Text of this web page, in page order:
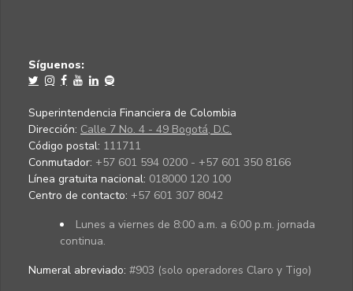
Síguenos:
Superintendencia Financiera de Colombia
Dirección: Calle 7 No. 4 - 49 Bogotá, D.C.
Código postal: 111711
Conmutador: +57 601 594 0200 - +57 601 350 8166
Línea gratuita nacional: 018000 120 100
Centro de contacto: +57 601 307 8042
Lunes a viernes de 8:00 a.m. a 6:00 p.m. jornada
continua.
Numeral abreviado: #903 (solo operadores Claro y Tigo)